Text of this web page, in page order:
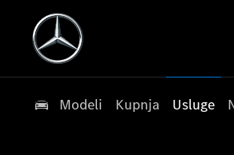
Modeli Kupnja Usluge